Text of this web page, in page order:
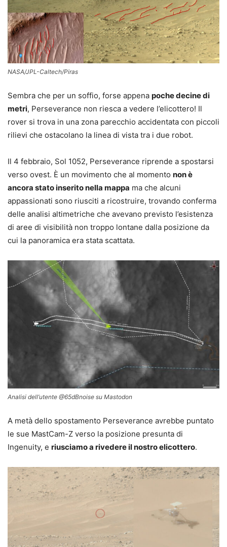
NASA/JPL-Caltech/Piras
Sembra che per un soffio, forse appena poche decine di
metri, Perseverance non riesca a vedere l’elicottero! Il
rover si trova in una zona parecchio accidentata con piccoli
rilievi che ostacolano la linea di vista tra i due robot.
Il 4 febbraio, Sol 1052, Perseverance riprende a spostarsi
verso ovest. È un movimento che al momento non è
ancora stato inserito nella mappa ma che alcuni
appassionati sono riusciti a ricostruire, trovando conferma
delle analisi altimetriche che avevano previsto l’esistenza
di aree di visibilità non troppo lontane dalla posizione da
cui la panoramica era stata scattata.
Analisi dell’utente @65dBnoise su Mastodon
A metà dello spostamento Perseverance avrebbe puntato
le sue MastCam-Z verso la posizione presunta di
Ingenuity, e riusciamo a rivedere il nostro elicottero.